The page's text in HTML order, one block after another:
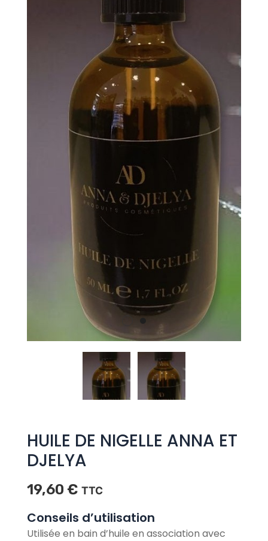
HUILE DE NIGELLE ANNA ET
DJELYA
19,60 € TTC
Conseils d’utilisation
Utilisée en bain d’huile en association avec